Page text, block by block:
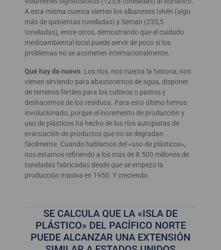
A esta misma cuenca vierten los albaneses Ishën (algo
más de quinientas toneladas) y Seman (235,5
toneladas), entre otros, demostrando que el cuidado
medioambiental local puede servir de poco si los
problemas no se acometen internacionalmente.
Qué hay de nuevo. Los ríos, nos cuenta la historia, nos
vienen sirviendo para abastecernos de agua, disponer
de terrenos fértiles para los cultivos o pastos y
deshacernos de los residuos. Para esto último hemos
involucionado, porque el incremento de producción y
uso de plásticos ha hecho de los ríos autopistas de
evacuación de productos que no se degradan
fácilmente. Cuando hablamos del «uso de plásticos»,
nos estamos refiriendo a los más de 8.500 millones de
toneladas fabricadas desde que se empezó la
producción masiva en 1950. Y creciendo.
SE CALCULA QUE LA «ISLA DE
PLÁSTICO» DEL PACÍFICO NORTE
PUEDE ALCANZAR UNA EXTENSIÓN